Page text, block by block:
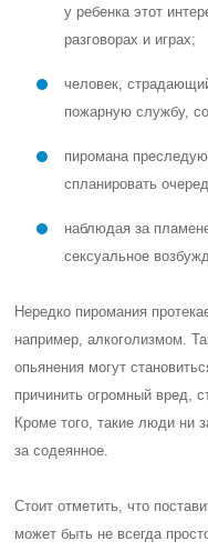
у ребенка этот
разговорах и играх;
человек,
пожарную службу,
пиромана
спланировать
наблюдая за
сексуальное
Нередко пиромания
например, алкоголизмом.
опьянения могут
причинить огромный вред,
Кроме того, такие люди ни
за содеянное.
Стоит отметить, что
может быть не всегда